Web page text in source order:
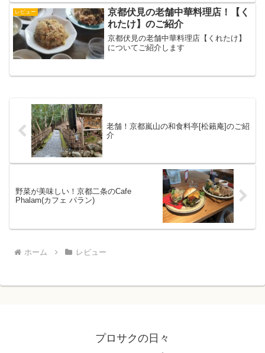
レビュー
京都伏見の老舗中華料理店！【く
れたけ】のご紹介
京都伏見の老舗中華料理店【くれたけ】
についてご紹介します
老舗！京都嵐山の和食料亭[松籟庵]のご紹
介
野菜が美味しい！京都二条のCafe
Phalam(カフェ パラン)
ホーム レビュー
プロサクの日々